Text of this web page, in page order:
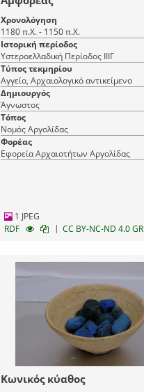
Χρονολόγηση
1180 π.Χ. - 1150 π.Χ.
Ιστορική περίοδος
Υστεροελλαδική Περίοδος ΙΙΙΓ
Τύπος τεκμηρίου
Αγγείο, Αρχαιολογικό αντικείμενο
Δημιουργός
Άγνωστος
Τόπος
Νομός Αργολίδας
Φορέας
Εφορεία Αρχαιοτήτων Αργολίδας
1 JPEG
RDF
| CC BY-NC-ND 4.0 GR
Κωνικός κύαθος